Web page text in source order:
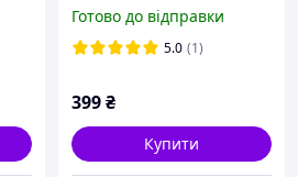
"Солодкий"
Готово до відправки
5.0 (1)
399₴
Купити